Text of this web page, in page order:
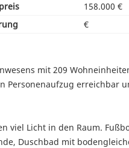
158.000 €
€
mit 209
Personenaufzug erreichbar
viel Licht in den Raum.
Duschbad mit